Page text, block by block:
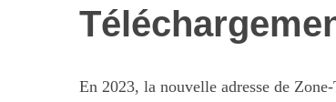
En 2023, la nouvelle adresse de